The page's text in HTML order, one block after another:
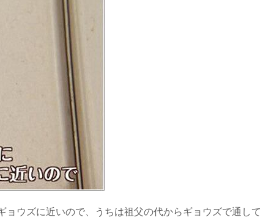
ウズに近いので、うちは祖父の代からギョウズで通して